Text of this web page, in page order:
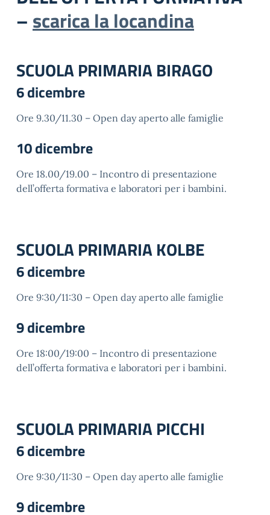
– scarica la locandina
SCUOLA PRIMARIA BIRAGO
6 dicembre
Ore 9.30/11.30 – Open day aperto alle famiglie
10 dicembre
Ore 18.00/19.00 – Incontro di presentazione
dell’offerta formativa e laboratori per i bambini.
SCUOLA PRIMARIA KOLBE
6 dicembre
Ore 9:30/11:30 – Open day aperto alle famiglie
9 dicembre
Ore 18:00/19:00 – Incontro di presentazione
dell’offerta formativa e laboratori per i bambini.
SCUOLA PRIMARIA PICCHI
6 dicembre
Ore 9:30/11:30 – Open day aperto alle famiglie
9 dicembre